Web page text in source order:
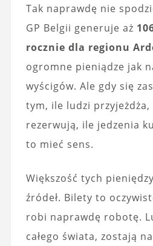
Tak naprawdę nie
GP Belgii generuje aż
rocznie dla regionu
ogromne pieniądze jak
wyścigów. Ale gdy się
tym, ile ludzi przyjeżdża,
rezerwują, ile jedzenia
to mieć sens.
Większość tych
źródeł. Bilety to
robi naprawdę robotę.
całego świata, zostają